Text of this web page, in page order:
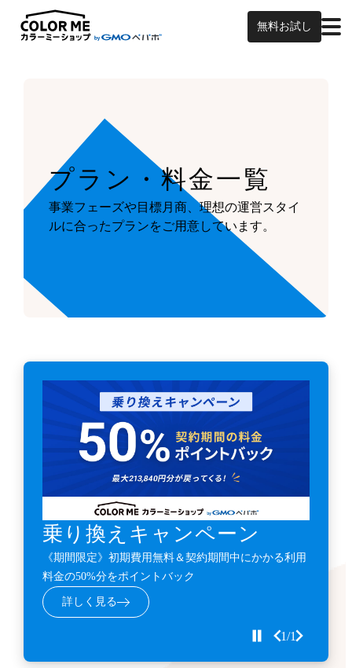
無料お試し
プラン・料金一覧
事業フェーズや目標月商、理想の運営スタイ
ルに合ったプランをご用意しています。
乗り換えキャンペーン
《期間限定》初期費用無料＆契約期間中にかかる利用
料金の50%分をポイントバック
詳しく見る
1/1